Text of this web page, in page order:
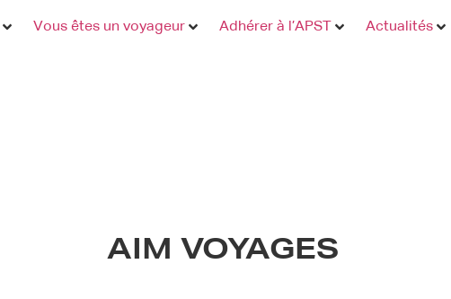
Vous êtes un voyageur Adhérer à l’APST Actualités
AIM VOYAGES